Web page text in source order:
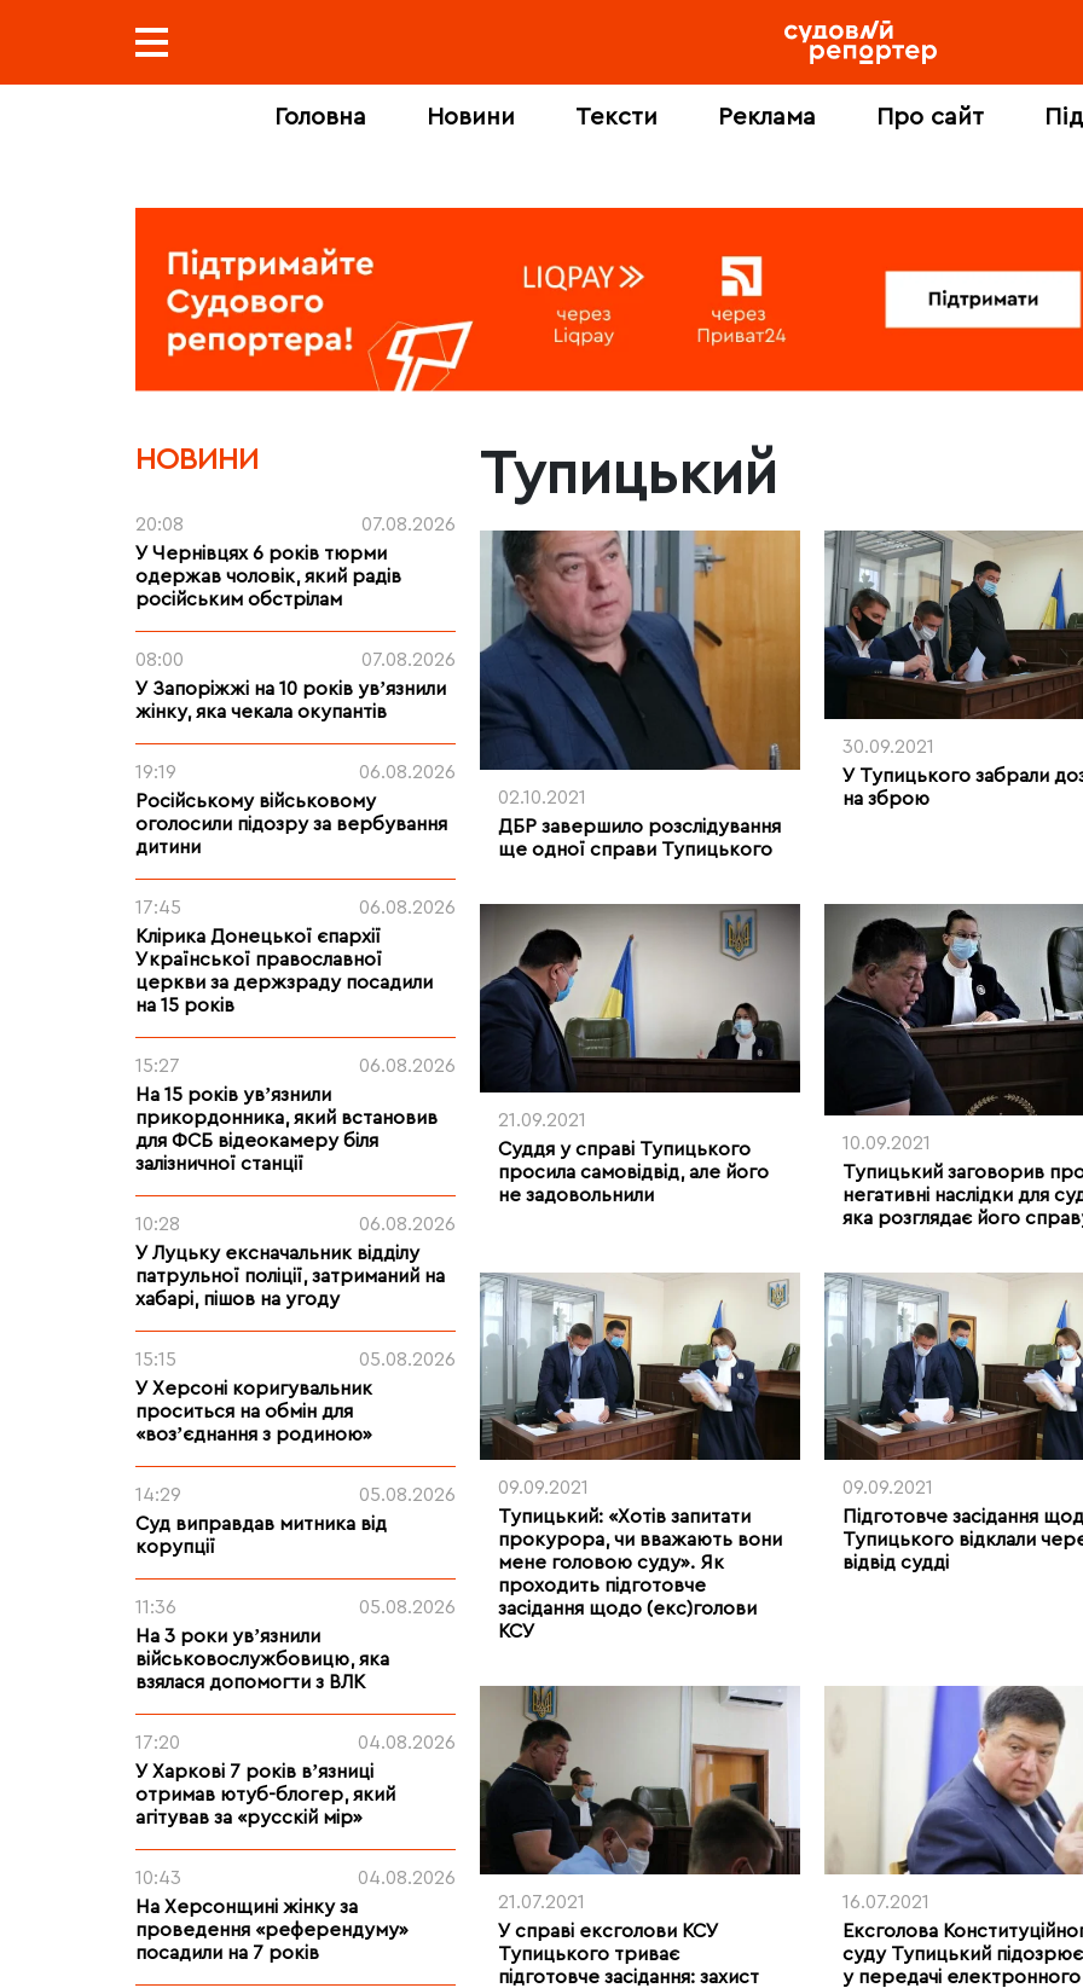
Головна Новини Тексти Реклама Про сайт
НОВИНИ
20:08
07.08.2026
У Чернівцях 6 років тюрми
одержав чоловік, який радів
російським обстрілам
08:00
07.08.2026
У Запоріжжі на 10 років увʼязнили
жінку, яка чекала окупантів
19:19
06.08.2026
Російському військовому
оголосили підозру за вербування
дитини
17:45
06.08.2026
Клірика Донецької єпархії
Української православної
церкви за держзраду посадили
на 15 років
15:27
06.08.2026
На 15 років увʼязнили
прикордонника, який встановив
для ФСБ відеокамеру біля
залізничної станції
10:28
06.08.2026
У Луцьку ексначальник відділу
патрульної поліції, затриманий на
хабарі, пішов на угоду
15:15
05.08.2026
У Херсоні коригувальник
проситься на обмін для
«возʼєднання з родиною»
14:29
05.08.2026
Суд виправдав митника від
корупції
11:36
05.08.2026
На 3 роки увʼязнили
військовослужбовицю, яка
взялася допомогти з ВЛК
17:20
04.08.2026
У Харкові 7 років вʼязниці
отримав ютуб-блогер, який
агітував за «русскій мір»
10:43
04.08.2026
На Херсонщині жінку за
проведення «референдуму»
посадили на 7 років
Тупицький
02.10.2021
ДБР завершило розслідування
ще одної справи Тупицького
30.09.2021
У Тупицького забрали
на зброю
21.09.2021
Суддя у справі Тупицького
просила самовідвід, але його
не задовольнили
10.09.2021
Тупицький заговорив
негативні наслідки для
яка розглядає його
09.09.2021
Тупицький: «Хотів запитати
прокурора, чи вважають вони
мене головою суду». Як
проходить підготовче
засідання щодо (екс)голови
КСУ
09.09.2021
Підготовче засідання
Тупицького відклали
відвід судді
21.07.2021
У справі ексголови КСУ
Тупицького триває
підготовче засідання: захист
16.07.2021
Ексголова
суду Тупицький
у передачі електронного